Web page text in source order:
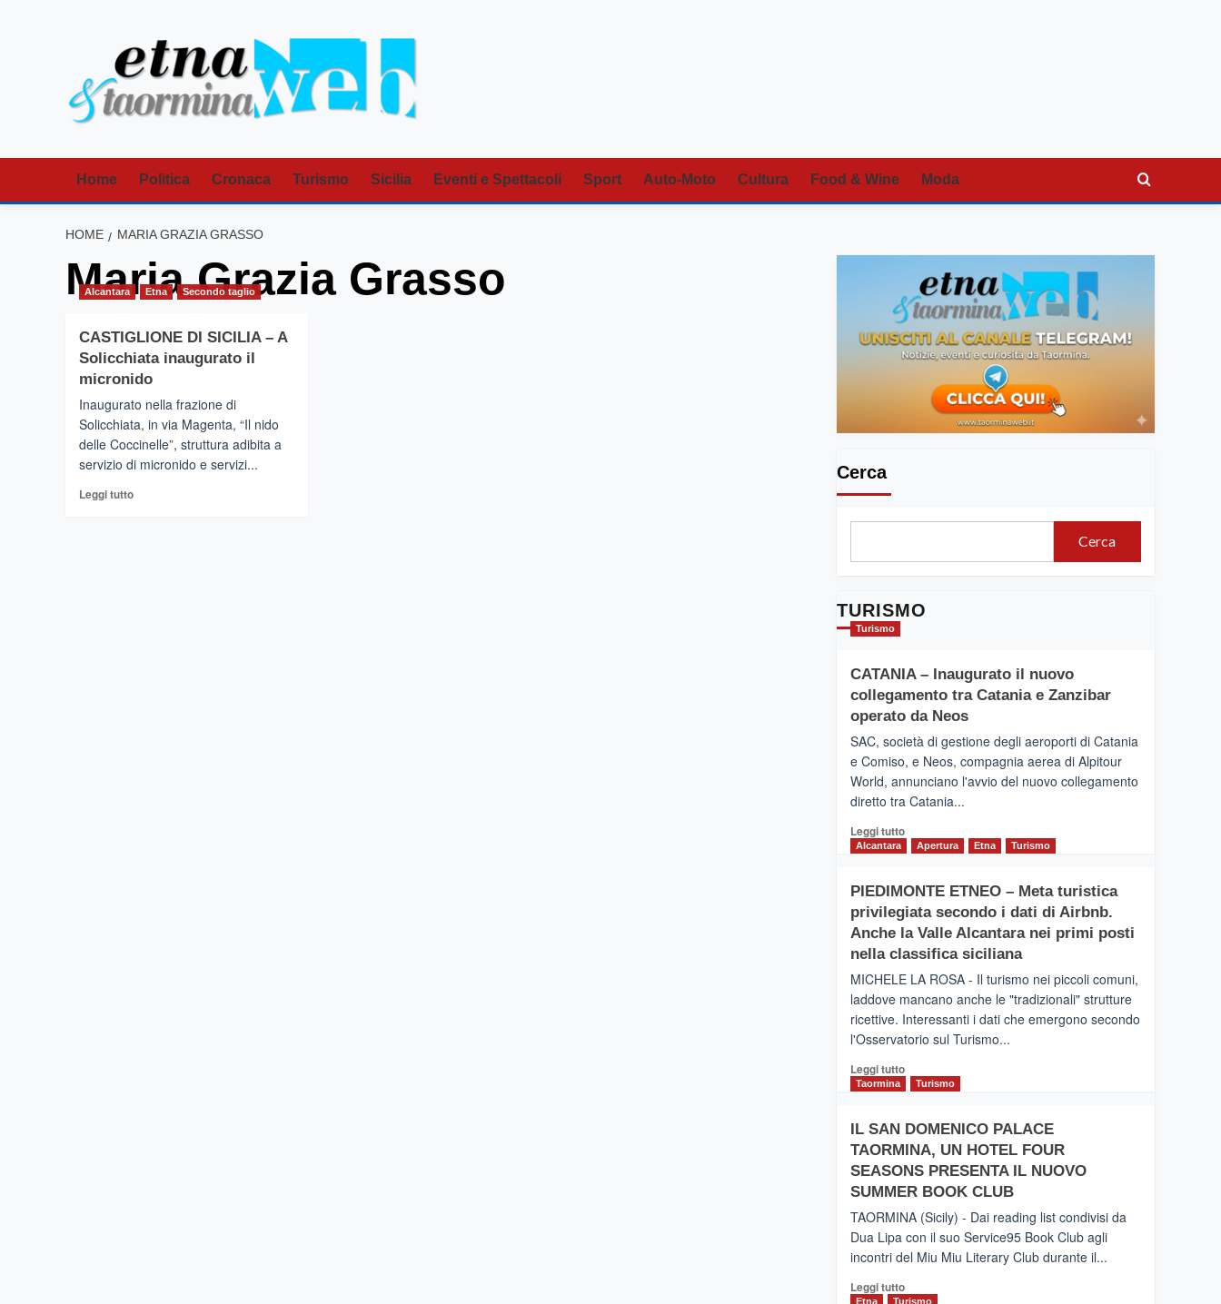
Home Politica Cronaca Turismo Sicilia Eventi e Spettacoli Sport Auto-Moto Cultura Food & Wine Moda
HOME MARIA GRAZIA GRASSO
Maria Grazia Grasso
Alcantara Etna Secondo taglio
CASTIGLIONE DI SICILIA – A
Solicchiata inaugurato il
micronido
Inaugurato nella frazione di
Solicchiata, in via Magenta, “Il nido
delle Coccinelle”, struttura adibita a
servizio di micronido e servizi...
Leggi tuttoLeggi
Cerca
Cerca
TURISMO
Turismo
CATANIA – Inaugurato il nuovo
collegamento tra Catania e Zanzibar
operato da Neos
SAC, società di gestione degli aeroporti di Catania
e Comiso, e Neos, compagnia aerea di Alpitour
World, annunciano l'avvio del nuovo collegamento
diretto tra Catania...
Leggi tuttoLeggi
CATANIA
–
Inaugurato
il
collegamento
tra
Catania
e
operato
da
Alcantara Apertura Etna Turismo
PIEDIMONTE ETNEO – Meta turistica
privilegiata secondo i dati di Airbnb.
Anche la Valle Alcantara nei primi posti
nella classifica siciliana
MICHELE LA ROSA - Il turismo nei piccoli comuni,
laddove mancano anche le "tradizionali" strutture
ricettive. Interessanti i dati che emergono secondo
l'Osservatorio sul Turismo...
Leggi tuttoLeggi
PIEDIMONTE
ETNEO
–
Meta
privilegiata
secondo
i
di
Taormina Turismo
IL SAN DOMENICO PALACE
TAORMINA, UN HOTEL FOUR
SEASONS PRESENTA IL NUOVO
SUMMER BOOK CLUB
TAORMINA (Sicily) - Dai reading list condivisi da
Dua Lipa con il suo Service95 Book Club agli
incontri del Miu Miu Literary Club durante il...
Leggi tuttoLeggi
di
Etna Turismo